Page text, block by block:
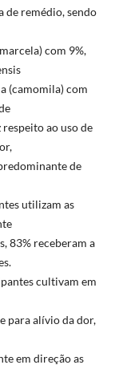
de remédio, sendo
com 9%,
(camomila) com
ao uso de
de
utilizam as
83% receberam a
cultivam em
para alívio da dor,
em direção as